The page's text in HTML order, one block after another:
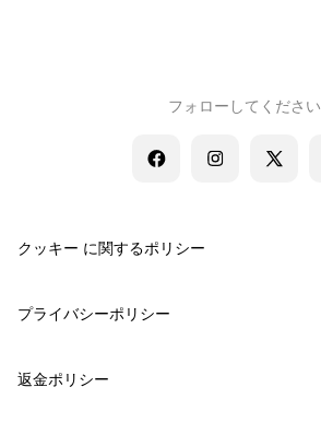
クッキー に関するポリシー
プライバシーポリシー
返金ポリシー
フォローしてください